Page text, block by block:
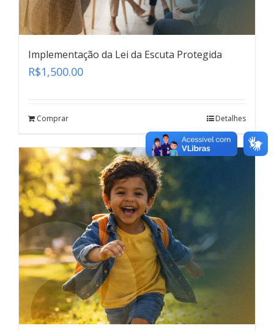
Implementação da Lei da Escuta Protegida
R$1,500.00
Comprar Detalhes
teste
Click here